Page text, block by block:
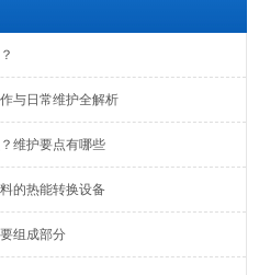
与日常维护全解析
维护要点有哪些
的热能转换设备
组成部分